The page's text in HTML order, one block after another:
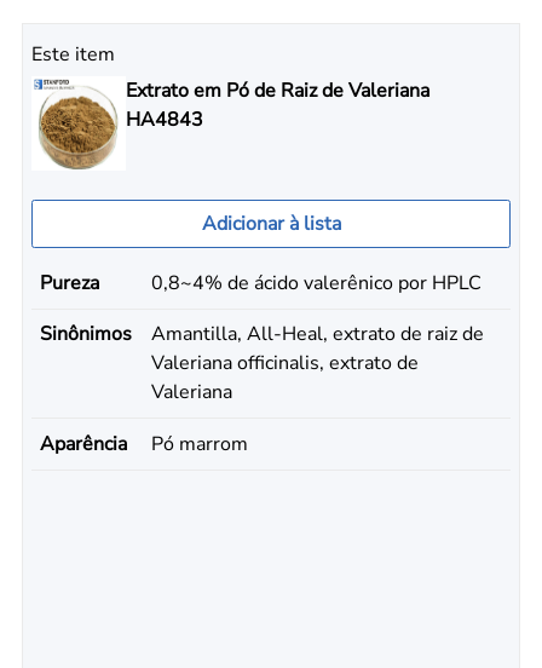
Este item
Extrato em Pó de Raiz de Valeriana
HA4843
Adicionar à lista
Pureza
0,8~4% de ácido valerênico por HPLC
Sinônimos
Amantilla, All-Heal, extrato de raiz de
Valeriana officinalis, extrato de
Valeriana
Aparência
Pó marrom